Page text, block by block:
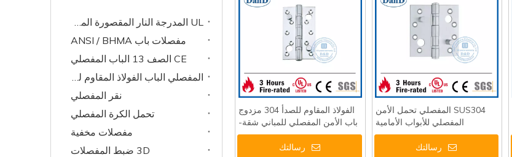
UL المدرجة النار المقصورة المفصلي
مفصلات باب ANSI / BHMA
CE الصف 13 الباب المفصلي
المفصلي الباب الفولاذ المقاوم للصدأ
نقر المفصلي
تحمل الكرة المفصلي
مفصلات مخفية
3D ضبط المفصلات
الفولاذ المقاوم للصدأ 304 مزدوج
باب الأمن المفصلي للمباني شقة-
DDSS013
رسالتك
SUS304 المفصلي تحمل الأمن
المفصلي للأبواب الأمامية
DDSS014
رسالتك